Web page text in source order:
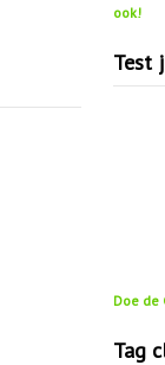
ook!
Test
Doe de
Tag